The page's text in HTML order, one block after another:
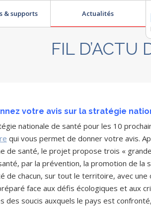
& supports Actualités
FIL D’ACTU
votre avis sur la stratégie
nationale de santé pour les 10
qui vous permet de donner votre avis.
de santé, le projet propose trois «
par la prévention, la promotion de la
de chacun, sur tout le territoire, avec
face aux défis écologiques et aux
des soucis auxquels le pays est